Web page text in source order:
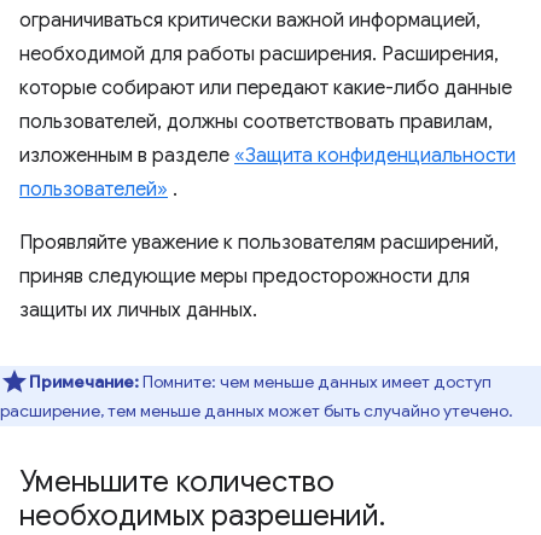
ограничиваться критически важной информацией,
необходимой для работы расширения. Расширения,
которые собирают или передают какие-либо данные
пользователей, должны соответствовать правилам,
изложенным в разделе «Защита конфиденциальности
пользователей» .
Проявляйте уважение к пользователям расширений,
приняв следующие меры предосторожности для
защиты их личных данных.
Примечание:Помните: чем меньше данных имеет доступ
расширение, тем меньше данных может быть случайно утечено.
Уменьшите количество
необходимых разрешений.